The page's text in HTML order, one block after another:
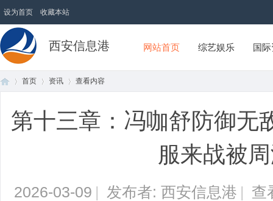
设为首页 收藏本站
西安信息港 网站首页 综艺娱乐 国
首页 资讯 查看内容
第十三章：冯咖舒防御无
服来战被
2026-03-09 | 发布者: 西安信息港 | 查